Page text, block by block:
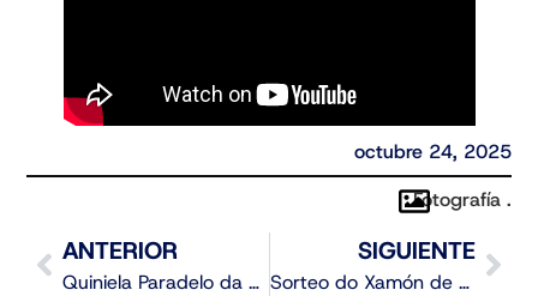
octubre 24, 2025
Fotografía .
ANTERIOR
Quiniela Paradelo da Xornada 33
SIGUIENTE
Sorteo do Xamón de Castañas de Coren